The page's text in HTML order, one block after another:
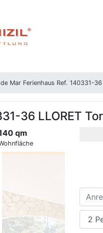
Mar Ferienhaus Ref. 140331-36
36 LLORET
qm